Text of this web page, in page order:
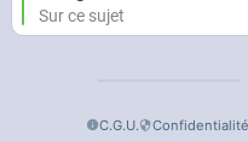
Sur ce sujet
C.G.U.